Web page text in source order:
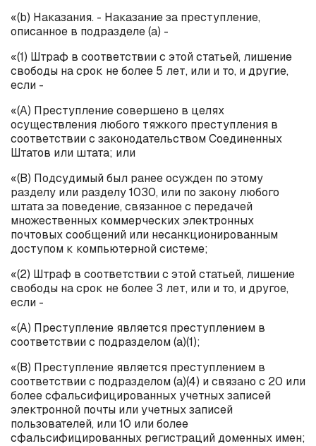
«(b) Наказания. - Наказание за преступление,
описанное в подразделе (a) -
«(1) Штраф в соответствии с этой статьей, лишение
свободы на срок не более 5 лет, или и то, и другие,
если -
«(A) Преступление совершено в целях
осуществления любого тяжкого преступления в
соответствии с законодательством Соединенных
Штатов или штата; или
«(B) Подсудимый был ранее осужден по этому
разделу или разделу 1030, или по закону любого
штата за поведение, связанное с передачей
множественных коммерческих электронных
почтовых сообщений или несанкционированным
доступом к компьютерной системе;
«(2) Штраф в соответствии с этой статьей, лишение
свободы на срок не более 3 лет, или и то, и другое,
если -
«(A) Преступление является преступлением в
соответствии с подразделом (a)(1);
«(B) Преступление является преступлением в
соответствии с подразделом (a)(4) и связано с 20 или
более сфальсифицированных учетных записей
электронной почты или учетных записей
пользователей, или 10 или более
сфальсифицированных регистраций доменных имен;